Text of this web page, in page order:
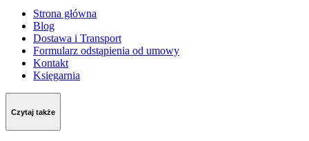
Strona główna
Blog
Dostawa i Transport
Formularz odstąpienia od umowy
Kontakt
Księgarnia
Czytaj także